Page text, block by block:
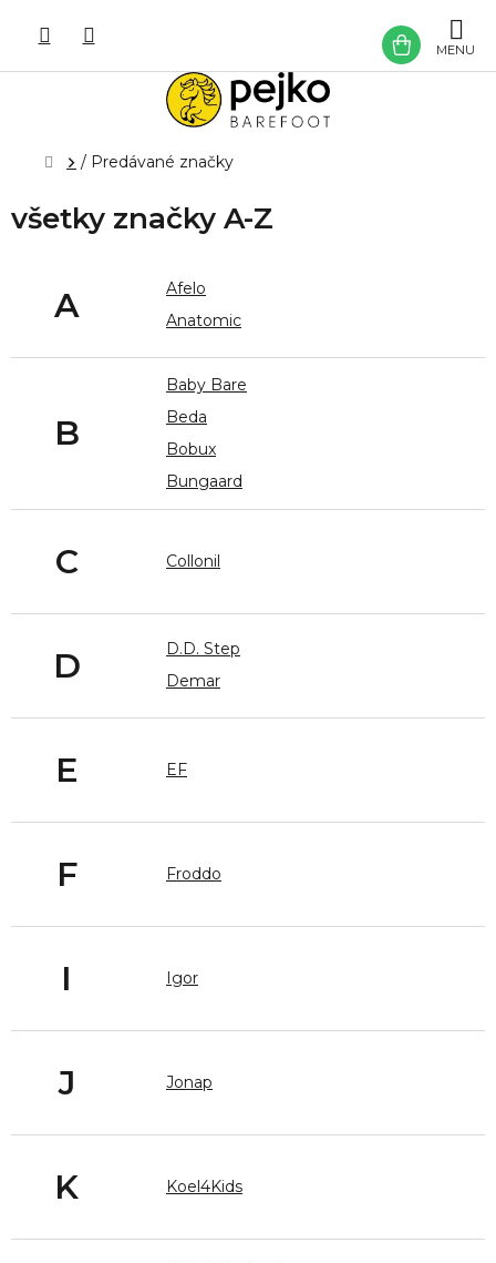
obsah
Domov
/ Predávané značky
všetky značky A-Z
A
Afelo
Anatomic
B
Baby Bare
Beda
Bobux
Bungaard
C Collonil
D
D.D. Step
Demar
E EF
F Froddo
I Igor
J Jonap
K Koel4Kids